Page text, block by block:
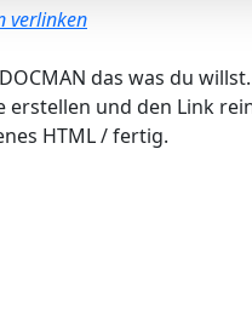
verlinken
das was du
und den Link
HTML / fertig.